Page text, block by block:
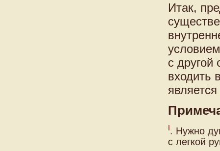
Итак,
с
входить
I
. Нужно
с легкой